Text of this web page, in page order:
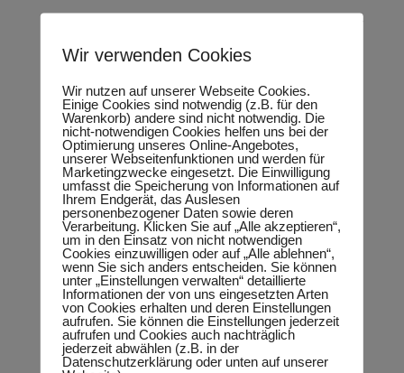
im Sammel-(Stamm-)Namen als eine Einheit in
So ist es heute für die Historiker und
Heimatforscher schwierig, aus diesen
Sammelnamen “Uuirbina” den jeweils
zutreffenden Ort herauszuarbeiten. In der Zeit
zwischen 900 und 1200 setzte sich in unserem
Gebiet immer mehr die deutsche Sprache durch,
der ursprünglich altsorbische Name wandelt sich
über Wiribeni (zwischen 1004 und 1009),
Wiribene, Werbene zu Werben. Ob die Senkung
des Lautes “i” zum “e” im slawischen oder
deutschen Munde eintrat, ist nicht mit Sicherheit
zu entscheiden.
Wir verwenden Cookies
Wir nutzen auf unserer Webseite Cookies.
Einige Cookies sind notwendig (z.B. für den
Warenkorb) andere sind nicht notwendig. Die
nicht-notwendigen Cookies helfen uns bei der
Optimierung unseres Online-Angebotes,
unserer Webseitenfunktionen und werden für
Marketingzwecke eingesetzt. Die Einwilligung
umfasst die Speicherung von Informationen auf
Ihrem Endgerät, das Auslesen
personenbezogener Daten sowie deren
Verarbeitung. Klicken Sie auf „Alle akzeptieren“,
um in den Einsatz von nicht notwendigen
Cookies einzuwilligen oder auf „Alle ablehnen“,
wenn Sie sich anders entscheiden. Sie können
unter „Einstellungen verwalten“ detaillierte
Informationen der von uns eingesetzten Arten
von Cookies erhalten und deren Einstellungen
aufrufen. Sie können die Einstellungen jederzeit
aufrufen und Cookies auch nachträglich
jederzeit abwählen (z.B. in der
Datenschutzerklärung oder unten auf unserer